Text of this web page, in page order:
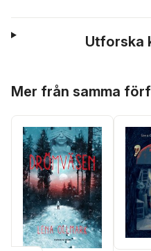
Utforska
Mer från samma